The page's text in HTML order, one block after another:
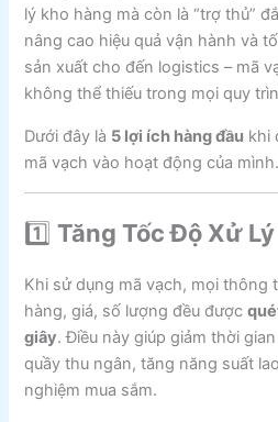
lý kho hàng mà còn là “trợ thủ”
nâng cao hiệu quả vận hành và
sản xuất cho đến logistics – mã
không thể thiếu trong mọi quy
Dưới đây là 5 lợi ích hàng đầu khi
mã vạch vào hoạt động của mình.
1️⃣Tăng Tốc Độ Xử
Khi sử dụng mã vạch, mọi thông
hàng, giá, số lượng đều được
giây. Điều này giúp giảm thời
quầy thu ngân, tăng năng suất
nghiệm mua sắm.